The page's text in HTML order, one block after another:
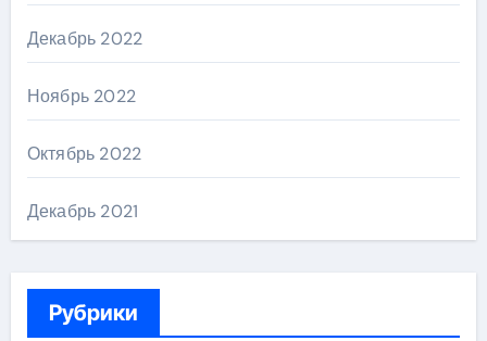
Декабрь 2022
Ноябрь 2022
Октябрь 2022
Декабрь 2021
Рубрики